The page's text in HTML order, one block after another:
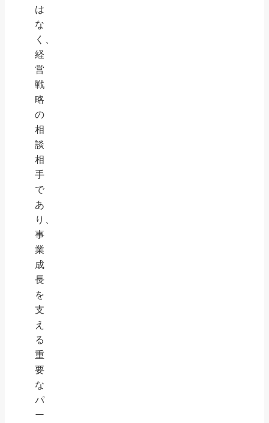
は
な
く、
経
営
戦
略
の
相
談
相
手
で
あ
り、
事
業
成
長
を
支
え
る
重
要
な
パ
ー